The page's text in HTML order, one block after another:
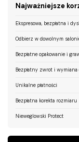
Najważniejsze
Ekspresowa, bezpłatna i
Odbierz w dowolnym
Bezpłatne opakowanie i
Bezpłatny zwrot i wymiana
Unikalne płatności
Bezpłatna korekta rozmiaru
Nieweglowski Protect